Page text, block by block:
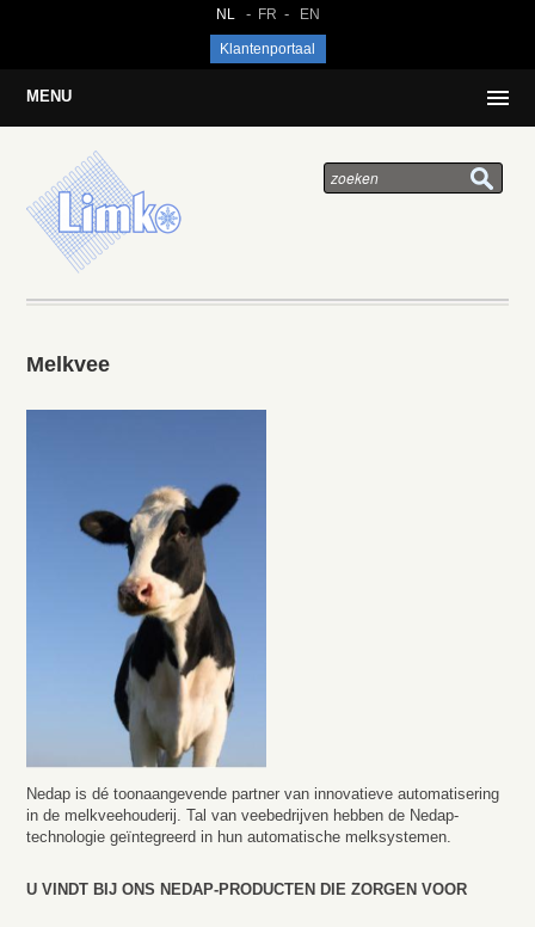
NL FR EN
Klantenportaal
MENU
Melkvee
Nedap is dé toonaangevende partner van innovatieve automatisering
in de melkveehouderij. Tal van veebedrijven hebben de Nedap-
technologie geïntegreerd in hun automatische melksystemen.
U VINDT BIJ ONS NEDAP-PRODUCTEN DIE ZORGEN VOOR